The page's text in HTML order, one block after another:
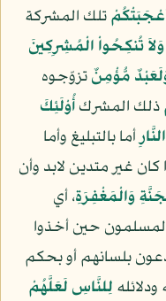
تلك المشركة
وَلاَ تُنكِحُواْ الْمُشِرِكِينَ
مُّؤْمِنٌتزوّجوه
ذلك المشركأُوْلَئِكَ
أما بالتبليغ وأما
غير متدين لابد وأن
وَالْمَغْفِرَةِ، أي
حين أخذوا
بلسانهم أو بحكم
لِلنَّاسِ لَعَلَّهُمْ